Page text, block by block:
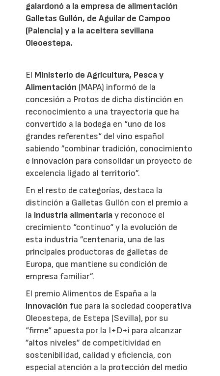
galardonó a la empresa de alimentación
Galletas Gullón, de Aguilar de Campoo
(Palencia) y a la aceitera sevillana
Oleoestepa.
El Ministerio de Agricultura, Pesca y
Alimentación (MAPA) informó de la
concesión a Protos de dicha distinción en
reconocimiento a una trayectoria que ha
convertido a la bodega en “uno de los
grandes referentes“ del vino español
sabiendo ”combinar tradición, conocimiento
e innovación para consolidar un proyecto de
excelencia ligado al territorio”.
En el resto de categorías, destaca la
distinción a Galletas Gullón con el premio a
la industria alimentariay reconoce el
crecimiento “continuo“ y la evolución de
esta industria ”centenaria, una de las
principales productoras de galletas de
Europa, que mantiene su condición de
empresa familiar”.
El premio Alimentos de España a la
innovación fue para la sociedad cooperativa
Oleoestepa, de Estepa (Sevilla), por su
“firme“ apuesta por la I+D+i para alcanzar
”altos niveles” de competitividad en
sostenibilidad, calidad y eficiencia, con
especial atención a la protección del medio